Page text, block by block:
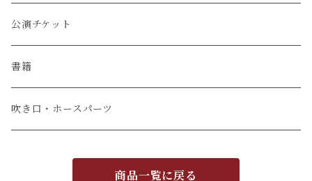
公演チケット
書籍
吹き口・ホースパーツ
商品一覧に戻る